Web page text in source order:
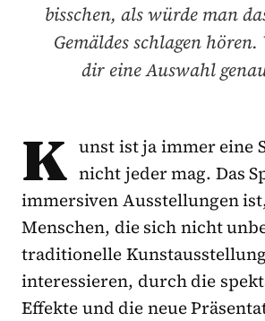
bisschen, als würde man
Gemäldes schlagen
dir eine Auswahl
K unst ist ja immer eine
nicht jeder mag. Das
immersiven Ausstellungen
Menschen, die sich nicht
traditionelle
interessieren, durch die
Effekte und die neue